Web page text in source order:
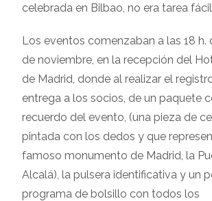
celebrada en Bilbao, no era tarea
Los eventos comenzaban a las 18 h.
de noviembre, en la recepción del
de Madrid, donde al realizar el
entrega a los socios, de un paquete
recuerdo del evento, (una pieza de
pintada con los dedos y que
famoso monumento de Madrid, la
Alcalá), la pulsera identificativa y un
programa de bolsillo con todos los